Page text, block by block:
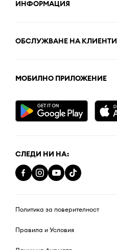
ИНФОРМАЦИЯ
ОБСЛУЖВАНЕ НА КЛИЕНТИ
МОБИЛНО ПРИЛОЖЕНИЕ
СЛЕДИ НИ НА:
Политика за поверителност
Правила и Условия